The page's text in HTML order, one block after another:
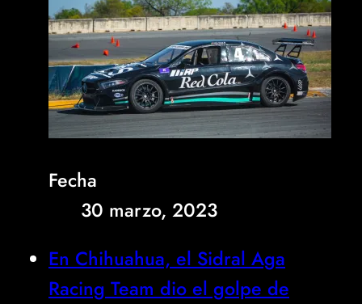
Fecha
30 marzo, 2023
En Chihuahua, el Sidral Aga
Racing Team dio el golpe de